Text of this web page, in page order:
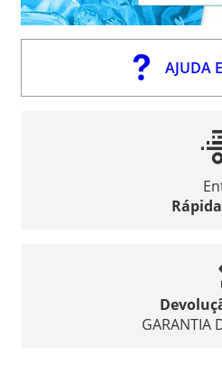
AJUDA
GARANTIA